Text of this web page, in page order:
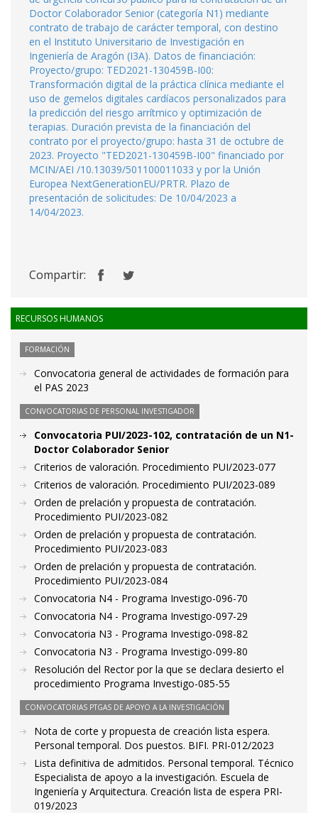
Doctor Colaborador Senior (categoría N1) mediante
contrato de trabajo de carácter temporal, con destino
en el Instituto Universitario de Investigación en
Ingeniería de Aragón (I3A). Datos de financiación:
Proyecto/grupo: TED2021-130459B-I00:
Transformación digital de la práctica clínica mediante el
uso de gemelos digitales cardíacos personalizados para
la predicción del riesgo arrítmico y optimización de
terapias. Duración prevista de la financiación del
contrato por el proyecto/grupo: hasta 31 de octubre de
2023. Proyecto "TED2021-130459B-I00" financiado por
MCIN/AEI /10.13039/501100011033 y por la Unión
Europea NextGenerationEU/PRTR. Plazo de
presentación de solicitudes: De 10/04/2023 a
14/04/2023.
Compartir:
RECURSOS HUMANOS
FORMACIÓN
Convocatoria general de actividades de formación para
el PAS 2023
CONVOCATORIAS DE PERSONAL INVESTIGADOR
Convocatoria PUI/2023-102, contratación de un N1-
Doctor Colaborador Senior
Criterios de valoración. Procedimiento PUI/2023-077
Criterios de valoración. Procedimiento PUI/2023-089
Orden de prelación y propuesta de contratación.
Procedimiento PUI/2023-082
Orden de prelación y propuesta de contratación.
Procedimiento PUI/2023-083
Orden de prelación y propuesta de contratación.
Procedimiento PUI/2023-084
Convocatoria N4 - Programa Investigo-096-70
Convocatoria N4 - Programa Investigo-097-29
Convocatoria N3 - Programa Investigo-098-82
Convocatoria N3 - Programa Investigo-099-80
Resolución del Rector por la que se declara desierto el
procedimiento Programa Investigo-085-55
CONVOCATORIAS PTGAS DE APOYO A LA INVESTIGACIÓN
Nota de corte y propuesta de creación lista espera.
Personal temporal. Dos puestos. BIFI. PRI-012/2023
Lista definitiva de admitidos. Personal temporal. Técnico
Especialista de apoyo a la investigación. Escuela de
Ingeniería y Arquitectura. Creación lista de espera PRI-
019/2023